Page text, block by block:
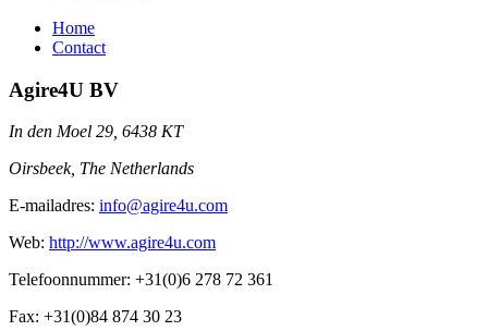
Home
Contact
Agire4U BV
In den Moel 29, 6438 KT
Oirsbeek, The Netherlands
E-mailadres: info@agire4u.com
Web: http://www.agire4u.com
Telefoonnummer: +31(0)6 278 72 361
Fax: +31(0)84 874 30 23